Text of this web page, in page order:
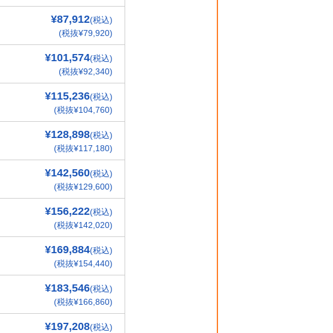
¥87,912(税込)
(税抜¥79,920)
¥101,574(税込)
(税抜¥92,340)
¥115,236(税込)
(税抜¥104,760)
¥128,898(税込)
(税抜¥117,180)
¥142,560(税込)
(税抜¥129,600)
¥156,222(税込)
(税抜¥142,020)
¥169,884(税込)
(税抜¥154,440)
¥183,546(税込)
(税抜¥166,860)
¥197,208(税込)